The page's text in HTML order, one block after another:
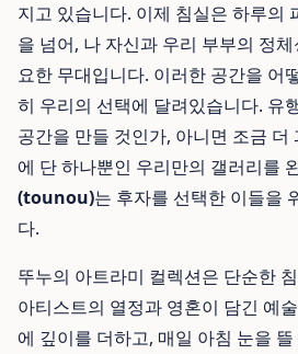
지고 있습니다. 이제 침실은 하루의
을 넘어, 나 자신과 우리 부부의 정
요한 무대입니다. 이러한 공간을 어
히 우리의 선택에 달려있습니다. 유
공간을 만들 것인가, 아니면 조금 더
에 단 하나뿐인 우리만의 갤러리를
(tounou)는 후자를 선택한 이들을
다.
뚜누의 아트라미 컬렉션은 단순한
아티스트의 열정과 영혼이 담긴 예
에 깊이를 더하고, 매일 아침 눈을